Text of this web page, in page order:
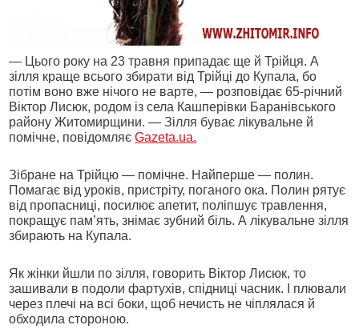
— Цього року на 23 травня припадає ще й Трійця. А
зілля краще всього збирати від Трійці до Купала, бо
потім воно вже нічого не варте, — розповідає 65-річний
Віктор Лисюк, родом із села Кашперівки Баранівського
району Житомирщини. — Зілля буває лікувальне й
помічне, повідомляєGazeta.ua.
Зібране на Трійцю — помічне. Найперше — полин.
Помагає від уроків, пристріту, поганого ока. Полин рятує
від пропасниці, посилює апетит, поліпшує травлення,
покращує пам’ять, знімає зубний біль. А лікувальне зілля
збирають на Купала.
Як жінки йшли по зілля, говорить Віктор Лисюк, то
зашивали в подоли фартухів, спідниці часник. І плювали
через плечі на всі боки, щоб нечисть не чіплялася й
обходила стороною.